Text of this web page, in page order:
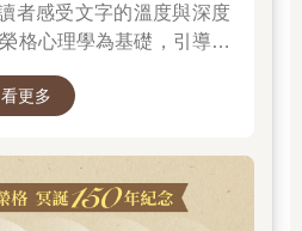
禮服，性感噘嘴展現誘惑力；廣告
失，主打的廣告詞就是「為二十四
們唸故事書時，鏡頭外還有男聲
」，她則報以矜持又驚喜的微笑。
多年輕女孩一樣，看著女演員從辦
這簡直是完滿人生的藍圖，沒想過
者感受文字的溫度與深度
格心理學為基礎，引導你
自己？文字溫柔卻不逃避
始這段心靈旅程嗎？
看更多